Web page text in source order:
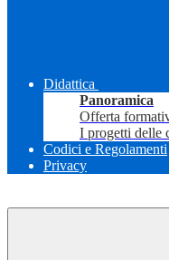
Didattica
Panoramica
Offerta
I progetti delle
Codici e Regolamenti
Privacy